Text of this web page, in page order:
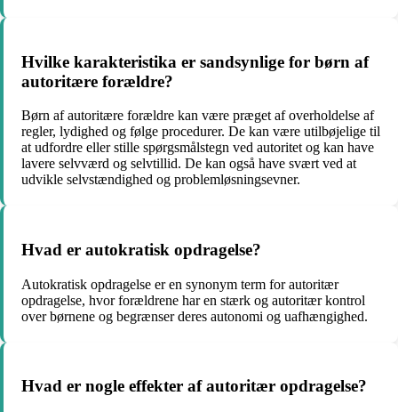
Hvilke karakteristika er sandsynlige for børn af
autoritære forældre?
Børn af autoritære forældre kan være præget af overholdelse af
regler, lydighed og følge procedurer. De kan være utilbøjelige til
at udfordre eller stille spørgsmålstegn ved autoritet og kan have
lavere selvværd og selvtillid. De kan også have svært ved at
udvikle selvstændighed og problemløsningsevner.
Hvad er autokratisk opdragelse?
Autokratisk opdragelse er en synonym term for autoritær
opdragelse, hvor forældrene har en stærk og autoritær kontrol
over børnene og begrænser deres autonomi og uafhængighed.
Hvad er nogle effekter af autoritær opdragelse?